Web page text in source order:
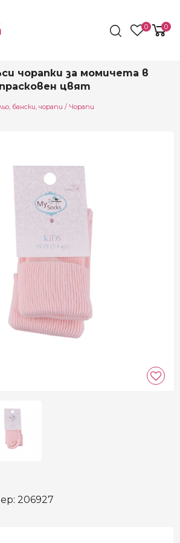
0 0
чорапки за момичета в
прасковен цвят
бански, чорапи Чорапи
206927